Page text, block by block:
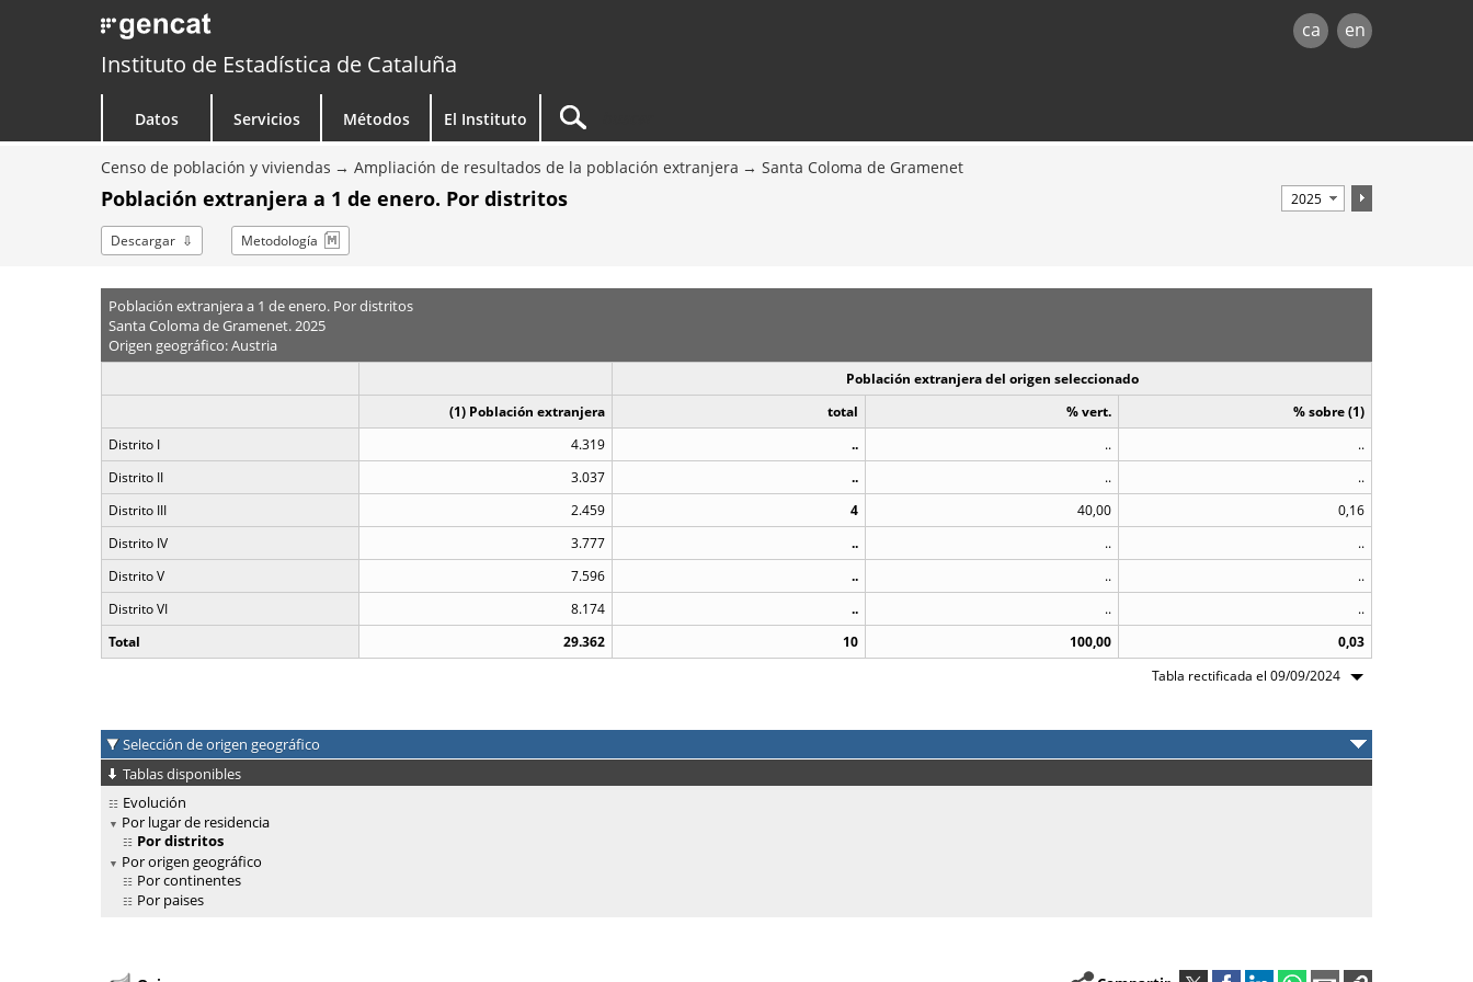
ca en
Instituto de Estadística de Cataluña
Datos Servicios Métodos El Instituto
Censo de población y viviendas Ampliación de resultados de la población extranjera Santa Coloma de Gramenet
Población extranjera a 1 de enero. Por distritos
Descargar Metodología
Población extranjera a 1 de enero. Por distritos
Santa Coloma de Gramenet. 2025
Origen geográfico: Austria
Población extranjera del origen seleccionado
(1) Población extranjera
total % vert.
% sobre (1)
Distrito I
4.319 .. ..
..
Distrito II
3.037 .. ..
..
Distrito III
2.459 4 40,00
0,16
Distrito IV
3.777 .. ..
..
Distrito V
7.596 .. ..
..
Distrito VI
8.174 .. ..
..
Total
29.362 10 100,00
0,03
Tabla rectificada el 09/09/2024
Selección de origen geográfico
Tablas disponibles
Evolución
Por lugar de residencia
Por distritos
Por origen geográfico
Por continentes
Por paises